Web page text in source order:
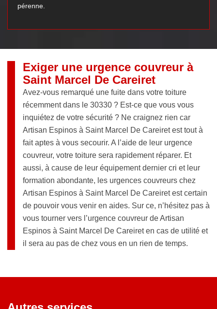
pérenne.
Exiger une urgence couvreur à
Saint Marcel De Careiret
Avez-vous remarqué une fuite dans votre toiture
récemment dans le 30330 ? Est-ce que vous vous
inquiétez de votre sécurité ? Ne craignez rien car
Artisan Espinos à Saint Marcel De Careiret est tout à
fait aptes à vous secourir. A l’aide de leur urgence
couvreur, votre toiture sera rapidement réparer. Et
aussi, à cause de leur équipement dernier cri et leur
formation abondante, les urgences couvreurs chez
Artisan Espinos à Saint Marcel De Careiret est certain
de pouvoir vous venir en aides. Sur ce, n’hésitez pas à
vous tourner vers l’urgence couvreur de Artisan
Espinos à Saint Marcel De Careiret en cas de utilité et
il sera au pas de chez vous en un rien de temps.